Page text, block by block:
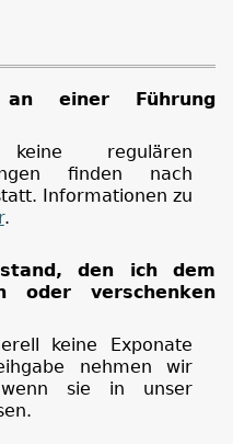
einer Führung
regulären
finden nach
Informationen zu
.
den ich dem
oder verschenken
keine Exponate
nehmen wir
sie in unser